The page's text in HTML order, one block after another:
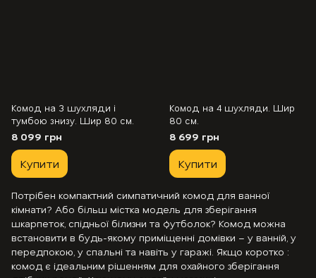
Комод на 3 шухляди і
тумбою знизу. Шир 80 см.
8 099 грн
Купити
Комод на 4 шухляди. Шир
80 см.
8 699 грн
Купити
Потрібен компактний симпатичний комод для ванної
кімнати? Або більш містка модель для зберігання
шкарпеток, спідньої білизни та футболок? Комод можна
встановити в будь-якому приміщенні домівки – у ванній, у
передпокою, у спальні та навіть у гаражі. Якщо коротко :
комод є ідеальним рішенням для охайного зберігання